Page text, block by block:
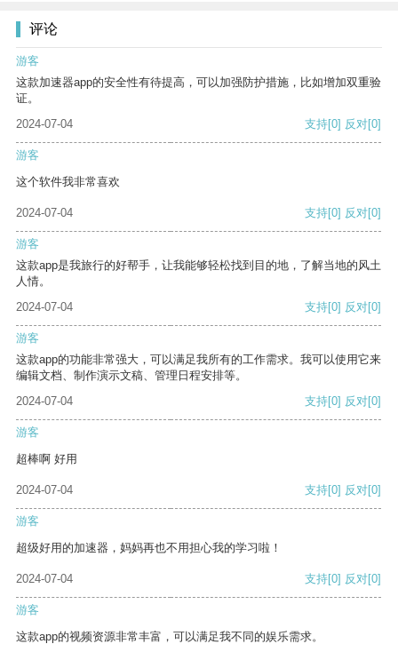
评论
游客
这款加速器app的安全性有待提高，可以加强防护措施，比如增加双重验
证。
2024-07-04
支持[0] 反对[0]
游客
这个软件我非常喜欢
2024-07-04 支持[0] 反对[0]
游客
这款app是我旅行的好帮手，让我能够轻松找到目的地，了解当地的风土
人情。
2024-07-04
支持[0] 反对[0]
游客
这款app的功能非常强大，可以满足我所有的工作需求。我可以使用它来
编辑文档、制作演示文稿、管理日程安排等。
2024-07-04
支持[0] 反对[0]
游客
超棒啊 好用
2024-07-04 支持[0] 反对[0]
游客
超级好用的加速器，妈妈再也不用担心我的学习啦！
2024-07-04 支持[0] 反对[0]
游客
这款app的视频资源非常丰富，可以满足我不同的娱乐需求。